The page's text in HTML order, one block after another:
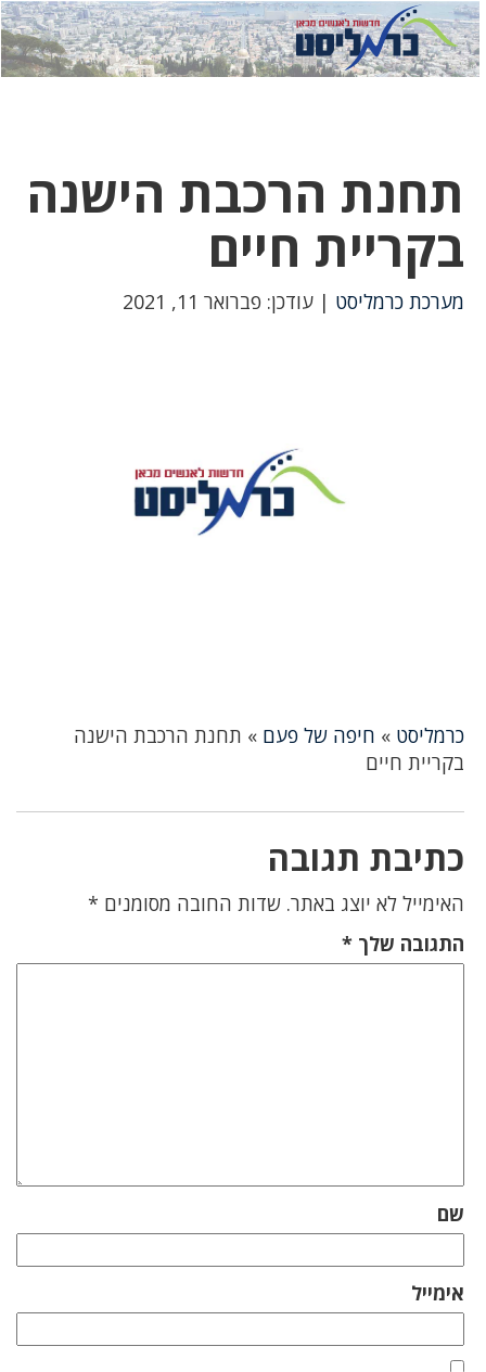
לחץ
כאן
לחץ
כדי
תחנת הרכבת הישנה
בקריית חיים
מערכת כרמליסט | עודכן: פברואר 11, 2021
כרמליסט » חיפה של פעם » תחנת הרכבת הישנה
בקריית חיים
כתיבת תגובה
האימייל לא יוצג באתר. שדות החובה מסומנים *
התגובה שלך *
שם
אימייל